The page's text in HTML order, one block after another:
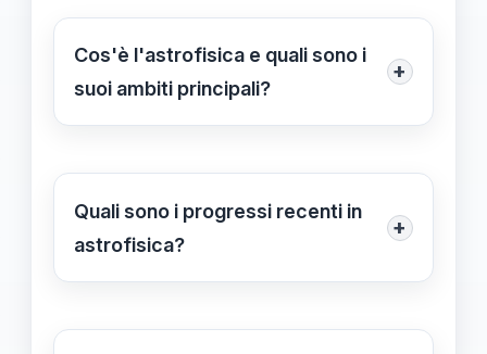
Cos'è l'astrofisica e quali sono i
suoi ambiti principali?
+
L'astrofisica è la disciplina scientifica
leggi fisiche che governano
l'universo. I suoi principali ambiti
Quali sono i progressi recenti in
astrofisica?
+
I recenti progressi in astrofisica